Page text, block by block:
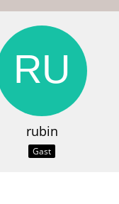
rubin
Gast